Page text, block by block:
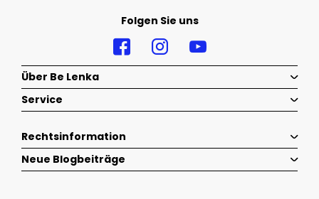
Folgen Sie uns
Über Be Lenka
Service
Rechtsinformation
Neue Blogbeiträge